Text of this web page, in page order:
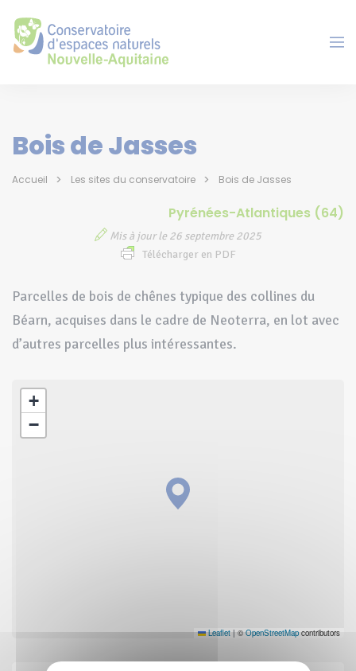
Bois de Jasses
Accueil Les sites du conservatoire Bois de Jasses
Pyrénées-Atlantiques (64)
Mis à jour le 26 septembre 2025
Télécharger en PDF
Parcelles de bois de chênes typique des collines du
Béarn, acquises dans le cadre de Neoterra, en lot avec
d’autres parcelles plus intéressantes.
+
−
Leaflet |©OpenStreetMapcontributors